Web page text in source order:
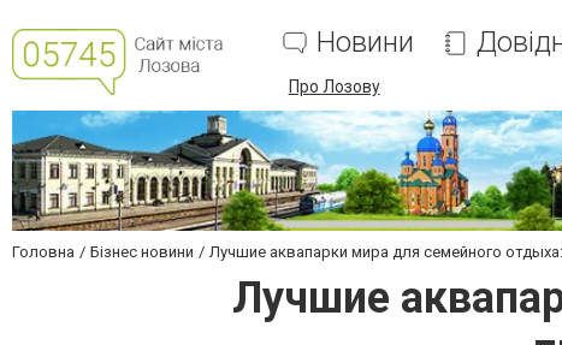
Новини
Про Лозову
Головна Бізнес новини Лучшие аквапарки мира для семейного
Лучшие